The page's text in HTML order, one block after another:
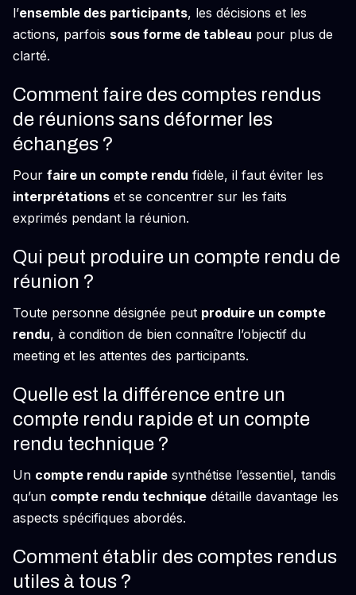
l’ensemble des participants, les décisions et les
actions, parfois sous forme de tableau pour plus de
clarté.
Comment faire des comptes rendus
de réunions sans déformer les
échanges ?
Pour faire un compte rendu fidèle, il faut éviter les
interprétations et se concentrer sur les faits
exprimés pendant la réunion.
Qui peut produire un compte rendu de
réunion ?
Toute personne désignée peut produire un compte
rendu, à condition de bien connaître l’objectif du
meeting et les attentes des participants.
Quelle est la différence entre un
compte rendu rapide et un compte
rendu technique ?
Un compte rendu rapide synthétise l’essentiel, tandis
qu’un compte rendu technique détaille davantage les
aspects spécifiques abordés.
Comment établir des comptes rendus
utiles à tous ?